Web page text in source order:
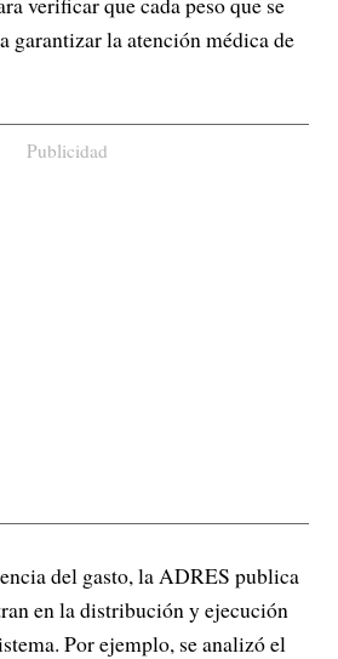
garantizar la atención médica de
Publicidad
del gasto, la ADRES publica
en la distribución y ejecución
Por ejemplo, se analizó el